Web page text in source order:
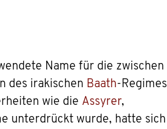
Name für die zwischen
des irakischen Baath-Regimes
wie die Assyrer,
unterdrückt wurde, hatte sich